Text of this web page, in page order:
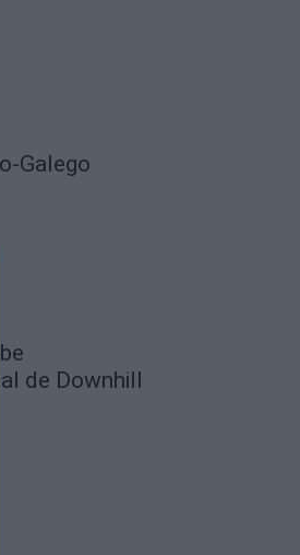
Galego
de Downhill